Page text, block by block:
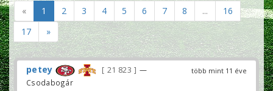
« 1 2 3 4 5 6 7 8 ...
16
17
»
több mint 11 éve
petey 21 823
—
Csodabogár